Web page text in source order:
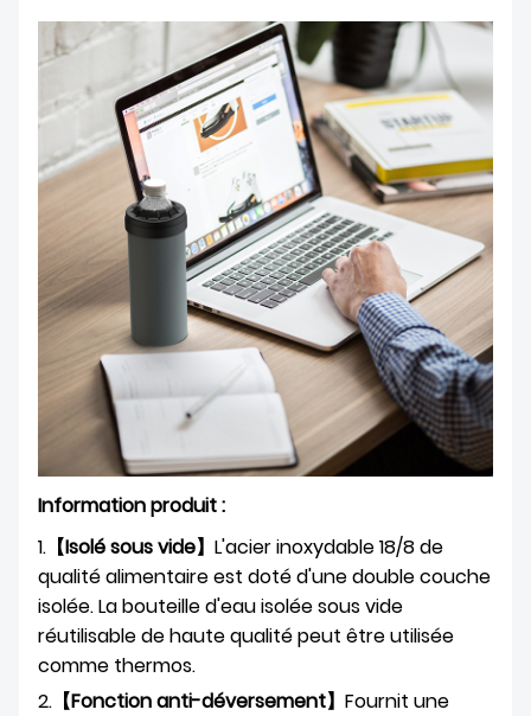
Information produit :
1. 【Isolé sous vide】 L'acier inoxydable 18/8 de
qualité alimentaire est doté d'une double couche
isolée. La bouteille d'eau isolée sous vide
réutilisable de haute qualité peut être utilisée
comme thermos.
2. 【Fonction anti-déversement】 Fournit une